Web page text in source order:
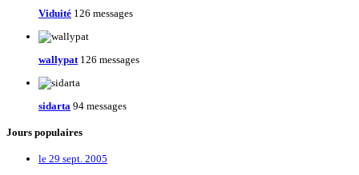
Viduité 126 messages
wallypat 126 messages
sidarta 94 messages
Jours populaires
le 29 sept. 2005